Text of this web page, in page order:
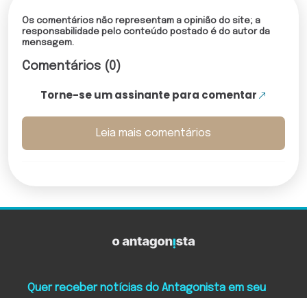
Os comentários não representam a opinião do site; a
responsabilidade pelo conteúdo postado é do autor da
mensagem.
Comentários (0)
Torne-se um assinante para comentar
Leia mais comentários
Quer receber notícias do Antagonista em seu